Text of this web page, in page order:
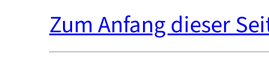
Zum Anfang dieser